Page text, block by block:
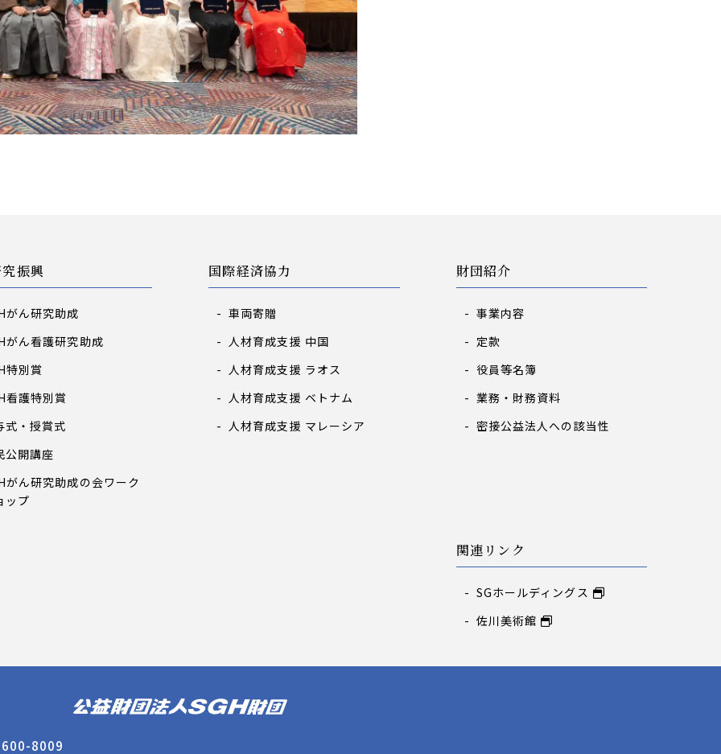
振興
がん研究助成
がん看護研究助成
特別賞
看護特別賞
式・授賞式
公開講座
がん研究助成の会ワーク
ップ
国際経済協力
車両寄贈
人材育成支援 中国
人材育成支援 ラオス
人材育成支援 ベトナム
人材育成支援 マレーシア
財団紹介
事業内容
定款
役員等名簿
業務・財務資料
密接公益法人への該当性
関連リンク
SGホールディングス
佐川美術館
600-8009